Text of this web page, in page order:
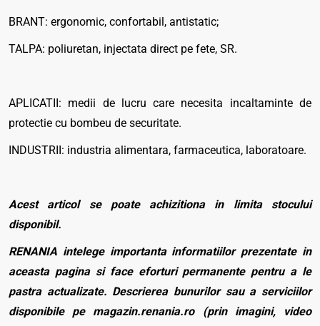
BRANT: ergonomic, confortabil, antistatic;
TALPA: poliuretan, injectata direct pe fete, SR.
APLICATII: medii de lucru care necesita incaltaminte de
protectie cu bombeu de securitate.
INDUSTRII: industria alimentara, farmaceutica, laboratoare.
Acest articol se poate achizitiona in limita stocului
disponibil.
RENANIA intelege importanta informatiilor prezentate in
aceasta pagina si face eforturi permanente pentru a le
pastra actualizate. Descrierea bunurilor sau a serviciilor
disponibile pe magazin.renania.ro (prin imagini, video